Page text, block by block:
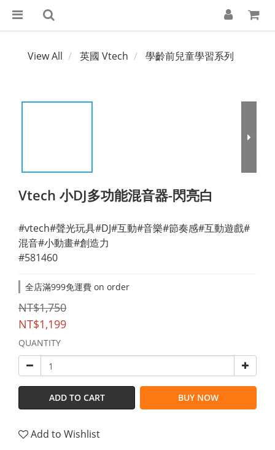
View All 英國 Vtech 學齡前兒童學習系列
Vtech 小DJ多功能混音器-閃亮白
#vtech#聲光玩具#DJ#互動#音樂#節奏感#互動遊戲#
混音#小動畫#創造力
#581460
全店滿999免運費 on order
NT$1,750
NT$1,199
QUANTITY
ADD TO CART BUY NOW
Add to Wishlist